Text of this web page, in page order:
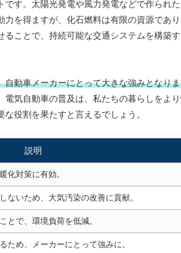
です。太陽光発電や風力発電などで作られ
を得ますが、化石燃料は有限の資源であ
ことで、持続可能な交通システムを構築
動車メーカーにとって大きな強みとなり
気自動車の普及は、私たちの暮らしをよ
役割を果たすと言えるでしょう。
説明
化対策に有効。
ないため、大気汚染の改善に貢献。
とで、環境負荷を低減。
ため、メーカーにとって強みに。